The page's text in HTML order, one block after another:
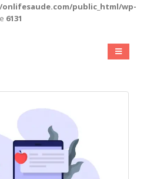
onlifesaude.com/public_html/wp-
6131